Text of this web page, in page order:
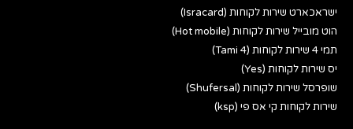
ישראכארט שירות לקוחות (Isracard)
הוט מובייל שירות לקוחות (Hot mobile)
תמי 4 שירות לקוחות (Tami 4)
יס שירות לקוחות (Yes)
שופרסל שירות לקוחות (Shufersal)
שירות לקוחות קי אס פי (ksp)